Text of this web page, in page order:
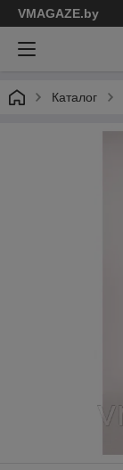
VMAGAZE.by
Каталог